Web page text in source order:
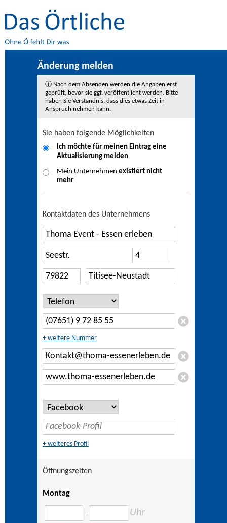
Änderung melden
ⓘ Nach dem Absenden werden die Angaben erst
geprüft, bevor sie ggf. veröffentlicht werden. Bitte
haben Sie Verständnis, dass dies etwas Zeit in
Anspruch nehmen kann.
Sie haben folgende Möglichkeiten
Ich möchte für meinen Eintrag eine
Aktualisierung melden
Mein Unternehmen existiert nicht
mehr
Kontaktdaten des Unternehmens
+ weitere Nummer
+ weiteres Profil
Öffnungszeiten
Montag
– Uhr